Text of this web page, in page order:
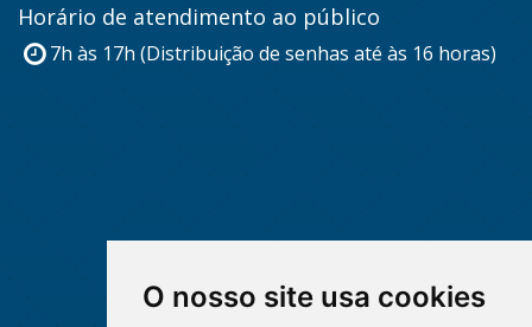
O nosso site usa cookies
Horário de atendimento ao público
7h às 17h (Distribuição de senhas até às 16 horas)